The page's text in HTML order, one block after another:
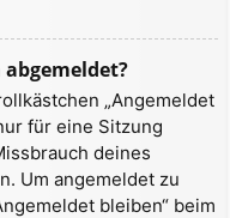
„Angemeldet
für eine Sitzung
deines
Um angemeldet zu
bleiben“ beim